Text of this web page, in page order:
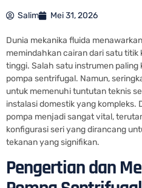
Salim Mei 31, 2026
Dunia mekanika fluida
memindahkan cairan dari satu titik
tinggi. Salah satu instrumen paling
pompa sentrifugal. Namun,
untuk memenuhi tuntutan teknis
instalasi domestik yang kompleks.
pompa menjadi sangat vital,
konfigurasi seri yang dirancang
tekanan yang signifikan.
Pengertian dan